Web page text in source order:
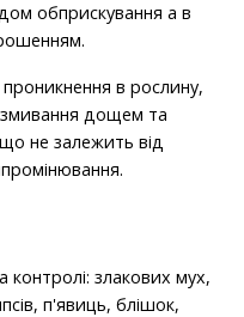
обприскування а в
в рослину,
змивання дощем та
що не залежить від
злакових мух,
п'явиць, блішок,